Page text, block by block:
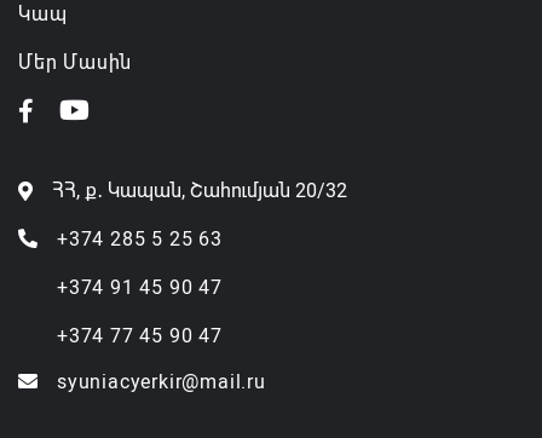
Կապ
Մեր Մասին
ՀՀ, ք․ Կապան, Շահումյան 20/32
+374 285 5 25 63
+374 91 45 90 47
+374 77 45 90 47
syuniacyerkir@mail.ru